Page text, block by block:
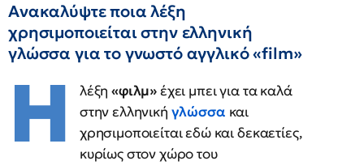
Ανακαλύψτε ποια λέξη
χρησιμοποιείται στην ελληνική
γλώσσα για το γνωστό αγγλικό «film»
Η λέξη«φιλμ»έχει μπει για τα καλά
στην ελληνική γλώσσα και
χρησιμοποιείται εδώ και δεκαετίες,
κυρίως στον χώρο του